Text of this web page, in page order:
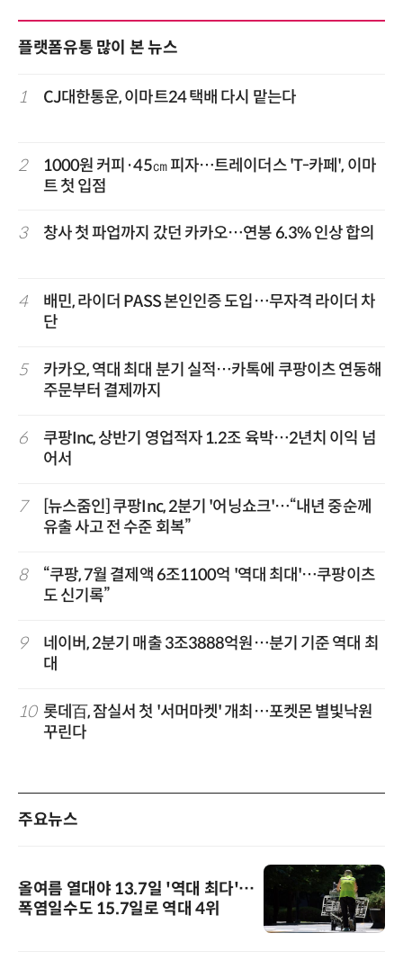
플랫폼유통 많이 본 뉴스
1 CJ대한통운, 이마트24 택배 다시 맡는다
2
1000원 커피·45㎝ 피자…트레이더스 'T-카페', 이마
트 첫 입점
3 창사 첫 파업까지 갔던 카카오…연봉 6.3% 인상 합의
4
배민, 라이더 PASS 본인인증 도입…무자격 라이더 차
단
5
카카오, 역대 최대 분기 실적…카톡에 쿠팡이츠 연동해
주문부터 결제까지
6
쿠팡Inc, 상반기 영업적자 1.2조 육박…2년치 이익 넘
어서
7
[뉴스줌인] 쿠팡Inc, 2분기 '어닝쇼크'…“내년 중순께
유출 사고 전 수준 회복”
8
“쿠팡, 7월 결제액 6조1100억 '역대 최대'…쿠팡이츠
도 신기록”
9
네이버, 2분기 매출 3조3888억원…분기 기준 역대 최
대
10 롯데百, 잠실서 첫 '서머마켓' 개최…포켓몬 별빛낙원
꾸린다
주요뉴스
올여름 열대야 13.7일 '역대 최다'…
폭염일수도 15.7일로 역대 4위